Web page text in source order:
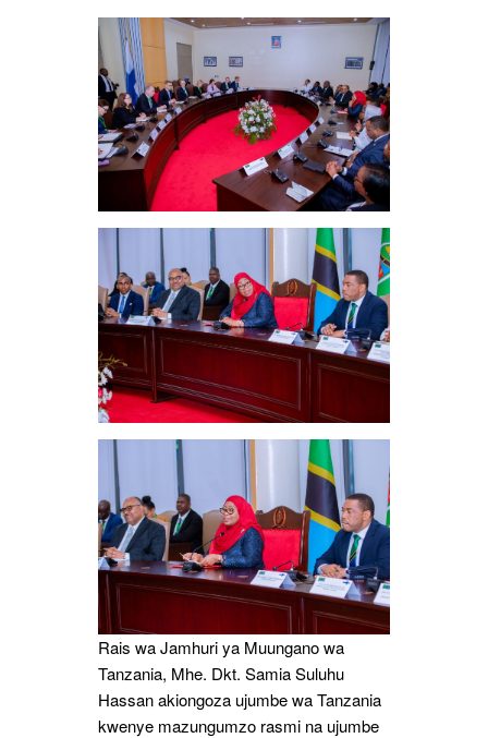
Mazungumzo
Wa
Finland
Rais wa Jamhuri ya Muungano wa
Tanzania, Mhe. Dkt. Samia Suluhu
Hassan akiongoza ujumbe wa Tanzania
kwenye mazungumzo rasmi na ujumbe